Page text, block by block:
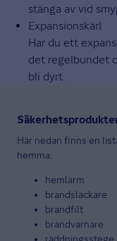
stänga av vid
Expansionskärl
Har du ett
det regelbundet
bli dyrt.
Här nedan finns en
hemma:
hemlarm
brandsläckare
brandfilt
brandvarnare